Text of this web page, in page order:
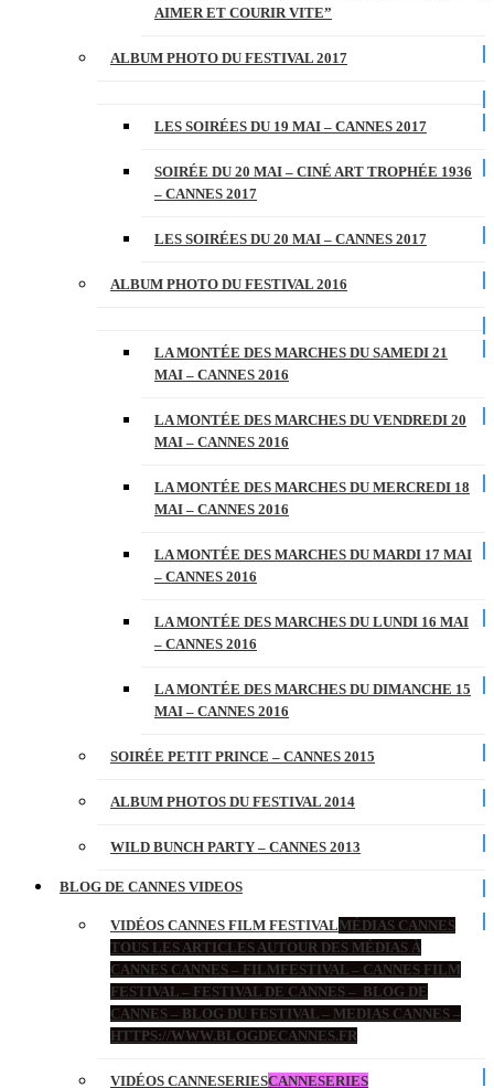
AIMER ET COURIR VITE”
ALBUM PHOTO DU FESTIVAL 2017
LES SOIRÉES DU 19 MAI – CANNES 2017
SOIRÉE DU 20 MAI – CINÉ ART TROPHÉE 1936
– CANNES 2017
LES SOIRÉES DU 20 MAI – CANNES 2017
ALBUM PHOTO DU FESTIVAL 2016
LA MONTÉE DES MARCHES DU SAMEDI 21
MAI – CANNES 2016
LA MONTÉE DES MARCHES DU VENDREDI 20
MAI – CANNES 2016
LA MONTÉE DES MARCHES DU MERCREDI 18
MAI – CANNES 2016
LA MONTÉE DES MARCHES DU MARDI 17 MAI
– CANNES 2016
LA MONTÉE DES MARCHES DU LUNDI 16 MAI
– CANNES 2016
LA MONTÉE DES MARCHES DU DIMANCHE 15
MAI – CANNES 2016
SOIRÉE PETIT PRINCE – CANNES 2015
ALBUM PHOTOS DU FESTIVAL 2014
WILD BUNCH PARTY – CANNES 2013
BLOG DE CANNES VIDEOS
VIDÉOS CANNES FILM FESTIVALMÉDIAS CANNES
TOUS LES ARTICLES AUTOUR DES MÉDIAS À
CANNES CANNES – FILMFESTIVAL – CANNES FILM
FESTIVAL – FESTIVAL DE CANNES – BLOG DE
CANNES – BLOG DU FESTIVAL – MEDIAS CANNES –
HTTPS://WWW.BLOGDECANNES.FR
VIDÉOS CANNESERIESCANNESERIES